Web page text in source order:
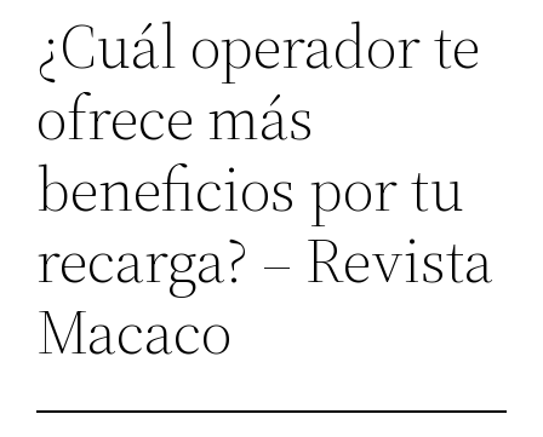
¿Cuál operador te
ofrece más
beneficios por tu
recarga? – Revista
Macaco